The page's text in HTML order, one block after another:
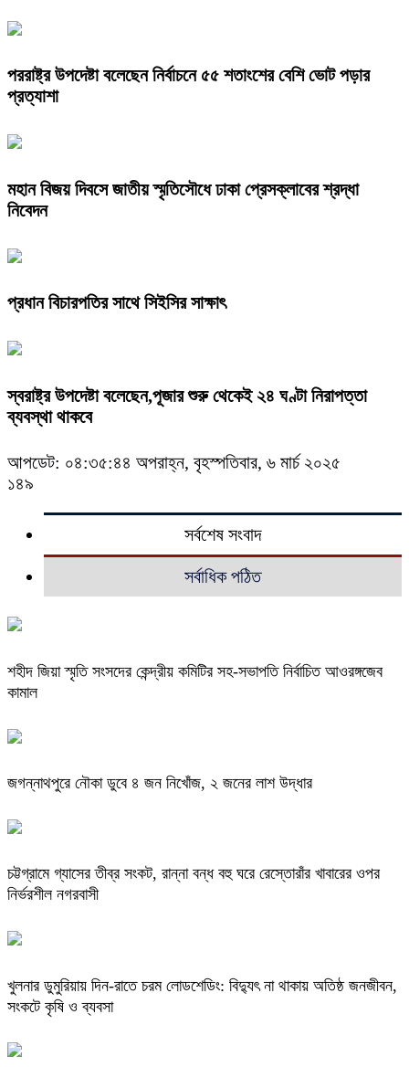
পররাষ্ট্র উপদেষ্টা বলেছেন নির্বাচনে ৫৫ শতাংশের বেশি ভোট পড়ার
প্রত্যাশা
মহান বিজয় দিবসে জাতীয় স্মৃতিসৌধে ঢাকা প্রেসক্লাবের শ্রদ্ধা
নিবেদন
প্রধান বিচারপতির সাথে সিইসির সাক্ষাৎ
স্বরাষ্ট্র উপদেষ্টা বলেছেন,পূজার শুরু থেকেই ২৪ ঘণ্টা নিরাপত্তা
ব্যবস্থা থাকবে
আপডেট: ০৪:৩৫:৪৪ অপরাহ্ন, বৃহস্পতিবার, ৬ মার্চ ২০২৫
১৪৯
সর্বশেষ সংবাদ
সর্বাধিক পঠিত
শহীদ জিয়া স্মৃতি সংসদের কেন্দ্রীয় কমিটির সহ-সভাপতি নির্বাচিত আওরঙ্গজেব
কামাল
জগন্নাথপুরে নৌকা ডুবে ৪ জন নিখোঁজ, ২ জনের লাশ উদ্ধার
চট্টগ্রামে গ্যাসের তীব্র সংকট, রান্না বন্ধ বহু ঘরে রেস্তোরাঁর খাবারের ওপর
নির্ভরশীল নগরবাসী
খুলনার ডুমুরিয়ায় দিন-রাতে চরম লোডশেডিং: বিদ্যুৎ না থাকায় অতিষ্ঠ জনজীবন,
সংকটে কৃষি ও ব্যবসা